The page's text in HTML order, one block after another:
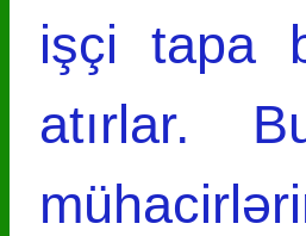
işçi tapa
atırlar.